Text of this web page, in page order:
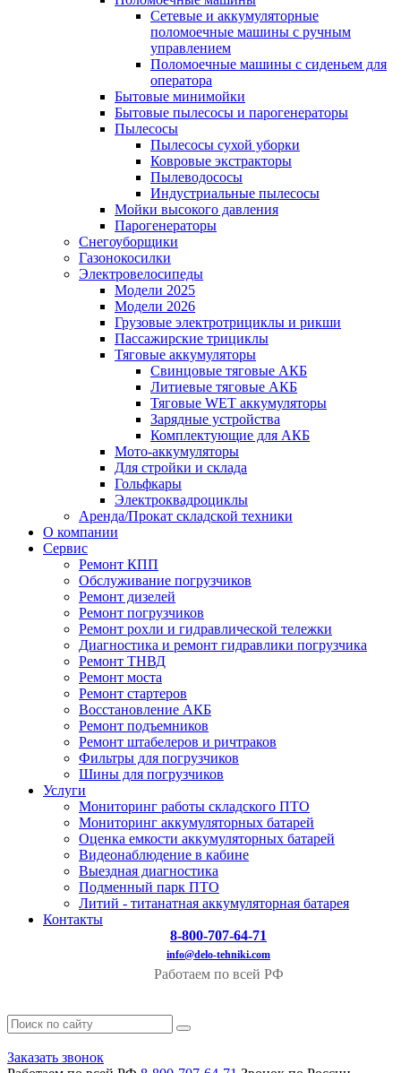
Сетевые и аккумуляторные
поломоечные машины с ручным
управлением
Поломоечные машины с сиденьем для
оператора
Бытовые минимойки
Бытовые пылесосы и парогенераторы
Пылесосы
Пылесосы сухой уборки
Ковровые экстракторы
Пылеводососы
Индустриальные пылесосы
Мойки высокого давления
Парогенераторы
Снегоуборщики
Газонокосилки
Электровелосипеды
Модели 2025
Модели 2026
Грузовые электротрициклы и рикши
Пассажирские трициклы
Тяговые аккумуляторы
Свинцовые тяговые АКБ
Литиевые тяговые АКБ
Тяговые WET аккумуляторы
Зарядные устройства
Комплектующие для АКБ
Мото-аккумуляторы
Для стройки и склада
Гольфкары
Электроквадроциклы
Аренда/Прокат складской техники
О компании
Сервис
Ремонт КПП
Обслуживание погрузчиков
Ремонт дизелей
Ремонт погрузчиков
Ремонт рохли и гидравлической тележки
Диагностика и ремонт гидравлики погрузчика
Ремонт ТНВД
Ремонт моста
Ремонт стартеров
Восстановление АКБ
Ремонт подъемников
Ремонт штабелеров и ричтраков
Фильтры для погрузчиков
Шины для погрузчиков
Услуги
Мониторинг работы складского ПТО
Мониторинг аккумуляторных батарей
Оценка емкости аккумуляторных батарей
Видеонаблюдение в кабине
Выездная диагностика
Подменный парк ПТО
Литий - титанатная аккумуляторная батарея
Контакты
8-800-707-64-71
info@delo-tehniki.com
Работаем по всей РФ
Заказать звонок